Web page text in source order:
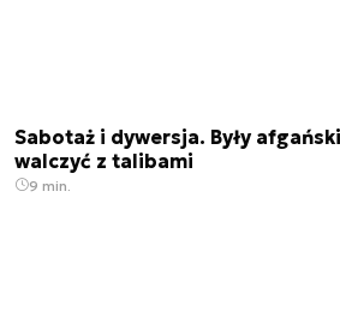
Sabotaż i dywersja. Były
walczyć z talibami
9 min.